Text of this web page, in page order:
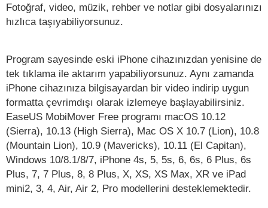
Fotoğraf, video, müzik, rehber ve notlar gibi dosyalarınızı
hızlıca taşıyabiliyorsunuz.
Program sayesinde eski iPhone cihazınızdan yenisine de
tek tıklama ile aktarım yapabiliyorsunuz. Aynı zamanda
iPhone cihazınıza bilgisayardan bir video indirip uygun
formatta çevrimdışı olarak izlemeye başlayabilirsiniz.
EaseUS MobiMover Free programı macOS 10.12
(Sierra), 10.13 (High Sierra), Mac OS X 10.7 (Lion), 10.8
(Mountain Lion), 10.9 (Mavericks), 10.11 (El Capitan),
Windows 10/8.1/8/7, iPhone 4s, 5, 5s, 6, 6s, 6 Plus, 6s
Plus, 7, 7 Plus, 8, 8 Plus, X, XS, XS Max, XR ve iPad
mini2, 3, 4, Air, Air 2, Pro modellerini desteklemektedir.